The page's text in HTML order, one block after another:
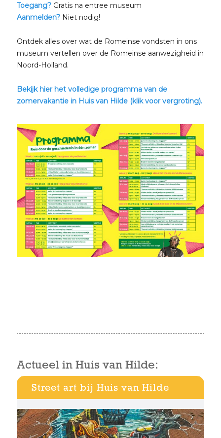
Toegang?Gratis na entree museum
Aanmelden?Niet nodig!
Ontdek alles over wat de Romeinse vondsten in ons
museum vertellen over de Romeinse aanwezigheid in
Noord-Holland.
Bekijk hier het volledige programma van de
zomervakantie in Huis van Hilde (klik voor vergroting).
Actueel in Huis van Hilde:
Street art bij Huis van Hilde